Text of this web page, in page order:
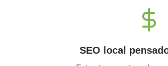
SEO local